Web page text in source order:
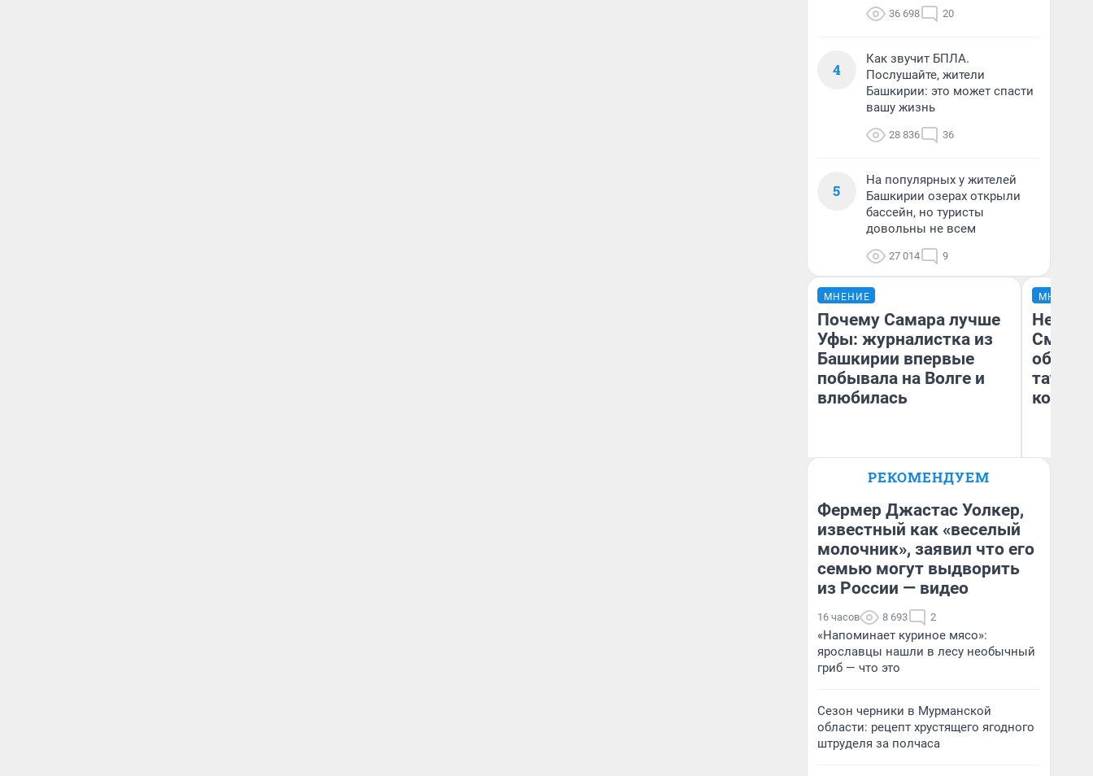
36 698 20
4
Как звучит БПЛА.
Послушайте, жители
Башкирии: это может спасти
вашу жизнь
28 836 36
5
На популярных у жителей
Башкирии озерах открыли
бассейн, но туристы
довольны не всем
27 014 9
МНЕНИЕ
Почему Самара лучше
Уфы: журналистка из
Башкирии впервые
побывала на Волге и
влюбилась
Назифа Нурмухаметова
МНЕНИЕ
РЕКОМЕНДУЕМ
Фермер Джастас Уолкер,
известный как «веселый
молочник», заявил что его
семью могут выдворить
из России — видео
16 часов 8 693 2
«Напоминает куриное мясо»:
ярославцы нашли в лесу необычный
гриб — что это
Сезон черники в Мурманской
области: рецепт хрустящего ягодного
штруделя за полчаса